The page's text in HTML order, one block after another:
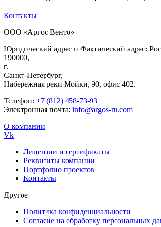
Контакты
ООО «Аргос Венто»
Юридический адрес и Фактический адрес:
190000,
г.
Санкт-Петербург,
Набережная реки Мойки, 90, офис 402.
Телефон: +7 (812) 458-73-93
Электронная почта: info@argos-ru.com
О компании
Vk
Лицензии и сертификаты
Реквизиты компании
Портфолио проектов
Контакты
Другое
Политика конфиденциальности
Согласие на обработку персональных